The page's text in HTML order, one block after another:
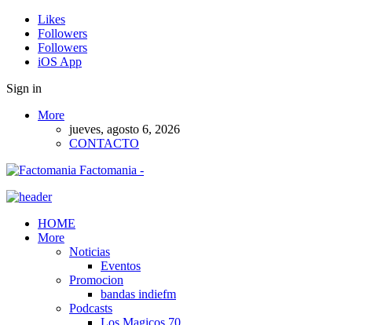
Likes
Followers
Followers
iOS App
Sign in
More
jueves, agosto 6, 2026
CONTACTO
Factomania -
HOME
More
Noticias
Eventos
Promocion
bandas indiefm
Podcasts
Los Magicos 70